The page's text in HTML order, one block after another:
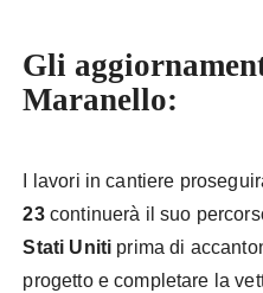
Gli
Maranello:
I lavori in cantiere
23continuerà il suo
Stati Uniti prima di
progetto e completare la